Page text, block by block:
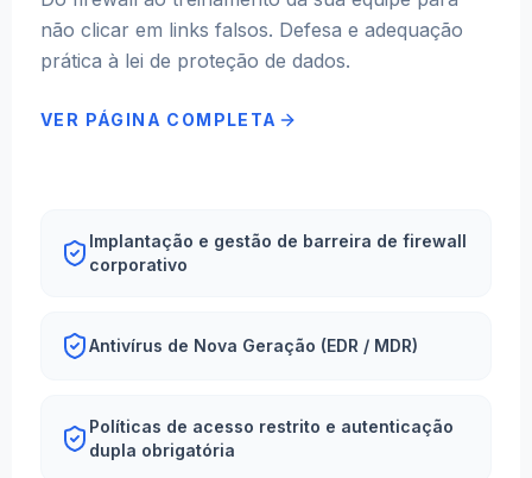
não clicar em links falsos. Defesa e adequação
prática à lei de proteção de dados.
VER PÁGINA COMPLETA
Implantação e gestão de barreira de firewall
corporativo
Antivírus de Nova Geração (EDR / MDR)
Políticas de acesso restrito e autenticação
dupla obrigatória